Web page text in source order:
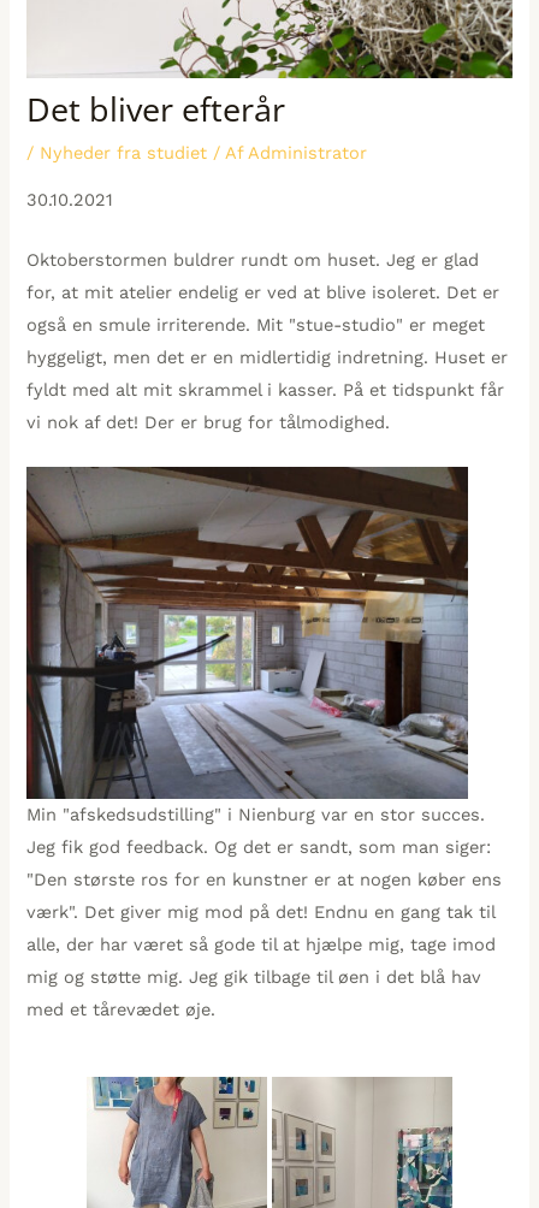
Det bliver efterår
/ Nyheder fra studiet / AfAdministrator
30.10.2021
Oktoberstormen buldrer rundt om huset. Jeg er glad
for, at mit atelier endelig er ved at blive isoleret. Det er
også en smule irriterende. Mit "stue-studio" er meget
hyggeligt, men det er en midlertidig indretning. Huset er
fyldt med alt mit skrammel i kasser. På et tidspunkt får
vi nok af det! Der er brug for tålmodighed.
Min "afskedsudstilling" i Nienburg var en stor succes.
Jeg fik god feedback. Og det er sandt, som man siger:
"Den største ros for en kunstner er at nogen køber ens
værk". Det giver mig mod på det! Endnu en gang tak til
alle, der har været så gode til at hjælpe mig, tage imod
mig og støtte mig. Jeg gik tilbage til øen i det blå hav
med et tårevædet øje.